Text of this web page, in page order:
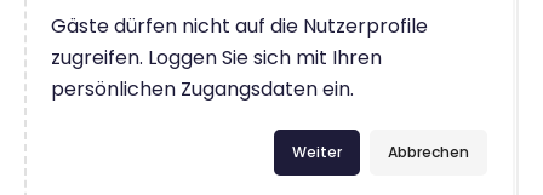
Gäste dürfen nicht auf die Nutzerprofile
zugreifen. Loggen Sie sich mit Ihren
persönlichen Zugangsdaten ein.
Abbrechen
Weiter